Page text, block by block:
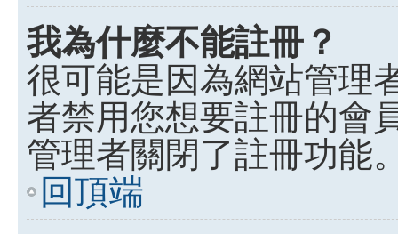
我為什麼不能註冊？
很可能是因為網站管理
者禁用您想要註冊的會
管理者關閉了註冊功能
回頂端